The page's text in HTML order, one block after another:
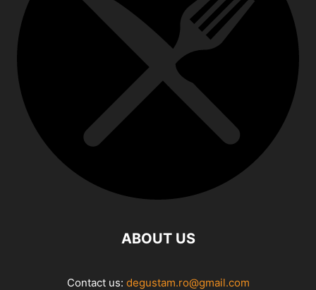
ABOUT US
Contact us: degustam.ro@gmail.com